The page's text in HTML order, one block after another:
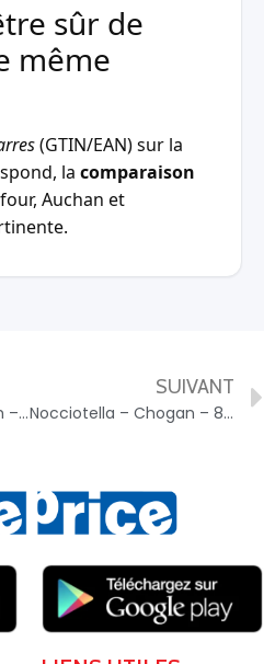
sûr de
même
(GTIN/EAN) sur la
la comparaison
Auchan et
Cold Noodles with Broth – 8801114169025
SUIVANT
Nocciotella – Chogan – 8054113022628